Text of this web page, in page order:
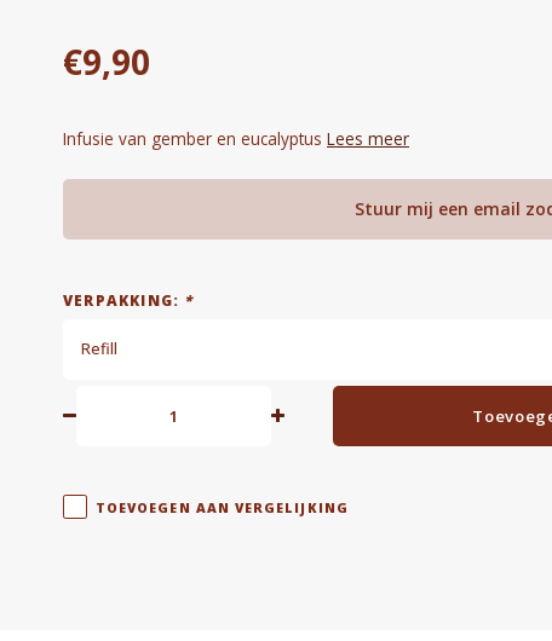
€9,90
Infusie van gember en eucalyptus Lees meer
Stuur mij een email
VERPAKKING: *
Refill
TOEVOEGEN AAN VERGELIJKING